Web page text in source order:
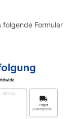
folgende Formular